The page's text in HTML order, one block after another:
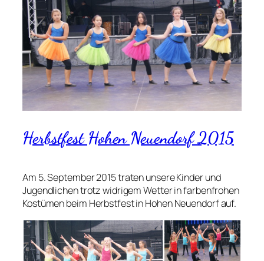
Herbstfest Hohen Neuendorf 2015
Am 5. September 2015 traten unsere Kinder und
Jugendlichen trotz widrigem Wetter in farbenfrohen
Kostümen beim Herbstfest in Hohen Neuendorf auf.